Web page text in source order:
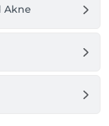
Akne